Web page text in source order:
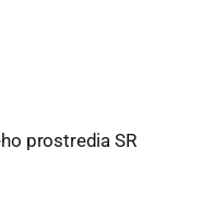
prostredia SR